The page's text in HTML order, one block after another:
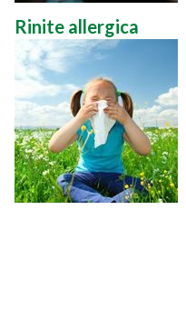
Rinite allergica